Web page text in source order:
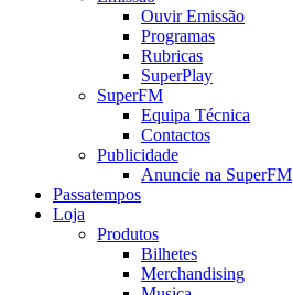
Ouvir Emissão
Programas
Rubricas
SuperPlay
SuperFM
Equipa Técnica
Contactos
Publicidade
Anuncie na SuperFM
Passatempos
Loja
Produtos
Bilhetes
Merchandising